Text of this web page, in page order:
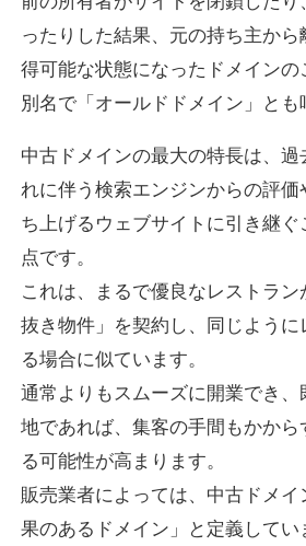
詳細を見る
10,800円 入札 0件
詳細を見る
ジャンルエンターテイメント
37
10,800円
詳細を見る
box-cafe.jp
ジャンル 飲食
DA37 外部リンク数
3,300円 入札 2件
ったりした結果、元の持ち主か
得可能な状態になったドメインの
別名で「オールドドメイン」とも
中古ドメインの最大の特長は、
れに伴う検索エンジンからの評
ち上げるウェブサイトに引き継ぐ
点です。
これは、まるで優良なレストラ
抜き物件」を契約し、同じよう
る場合に似ています。
通常よりもスムーズに開業でき
地であれば、集客の手間もかか
る可能性が高まります。
販売業者によっては、中古ドメイ
果のあるドメイン」と定義してい